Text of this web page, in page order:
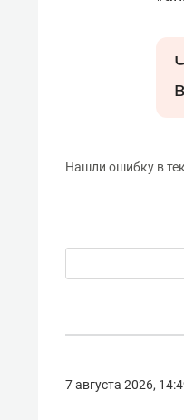
Нашли ошибку в
7 августа 2026,